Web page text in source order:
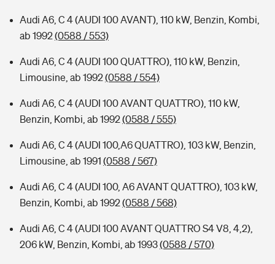
Audi A6, C 4 (AUDI 100 AVANT), 110 kW, Benzin, Kombi,
ab 1992(0588 / 553)
Audi A6, C 4 (AUDI 100 QUATTRO), 110 kW, Benzin,
Limousine, ab 1992(0588 / 554)
Audi A6, C 4 (AUDI 100 AVANT QUATTRO), 110 kW,
Benzin, Kombi, ab 1992(0588 / 555)
Audi A6, C 4 (AUDI 100,A6 QUATTRO), 103 kW, Benzin,
Limousine, ab 1991 (0588 / 567)
Audi A6, C 4 (AUDI 100, A6 AVANT QUATTRO), 103 kW,
Benzin, Kombi, ab 1992(0588 / 568)
Audi A6, C 4 (AUDI 100 AVANT QUATTRO S4 V8, 4,2),
206 kW, Benzin, Kombi, ab 1993(0588 / 570)